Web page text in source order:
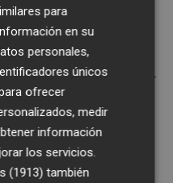
y unidades,
de la
para la
a que puede "servir
dotación de una
"equipo de
para
en su
personales,
únicos
ofrecer
medir
información
los servicios.
(1913) también